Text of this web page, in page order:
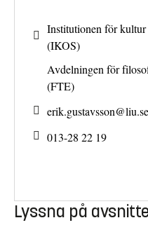
Institutionen för kultur
(IKOS)
Avdelningen för
(FTE)
erik.gustavsson@liu.se
013-28 22 19
Lyssna på